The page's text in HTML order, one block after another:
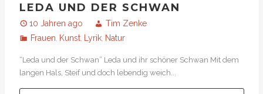
LEDA UND DER SCHWAN
10 Jahren ago
Tim Zenke
Frauen Kunst, Lyrik, Natur
“Leda und der Schwan” Leda und ihr schöner Schwan Mit dem
langen Hals, Steif und doch lebendig weich...